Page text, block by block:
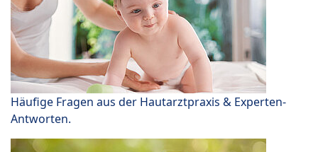
Häufige Fragen aus der Hautarztpraxis & Experten-
Antworten.